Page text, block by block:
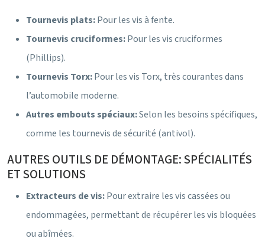
Tournevis plats:Pour les vis à fente.
Tournevis cruciformes:Pour les vis cruciformes
(Phillips).
Tournevis Torx:Pour les vis Torx, très courantes dans
l’automobile moderne.
Autres embouts spéciaux:Selon les besoins spécifiques,
comme les tournevis de sécurité (antivol).
AUTRES OUTILS DE DÉMONTAGE: SPÉCIALITÉS
ET SOLUTIONS
Extracteurs de vis:Pour extraire les vis cassées ou
endommagées, permettant de récupérer les vis bloquées
ou abîmées.